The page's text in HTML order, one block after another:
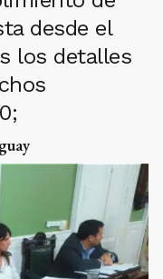
desde el
los detalles